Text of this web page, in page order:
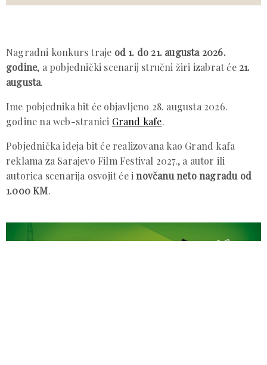
Nagradni konkurs traje od 1. do 21. augusta 2026.
godine, a pobjednički scenarij stručni žiri izabrat će 21.
augusta.
Ime pobjednika bit će objavljeno 28. augusta 2026.
godine na web-stranici Grand kafe.
Pobjednička ideja bit će realizovana kao Grand kafa
reklama za Sarajevo Film Festival 2027., a autor ili
autorica scenarija osvojit će inovčanu neto nagradu od
1.000 KM.